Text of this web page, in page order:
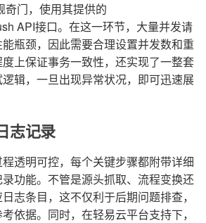
奇门，使用其提供的
API接口。在这一环节，大量并发请
瓶颈，因此需要合理设置并发数和重
上保证事务一致性，还实现了一整套
辑，一旦出现异常状况，即可迅速展
志记录
透明可控，每个关键步骤都附带详细
功能。不管是源头抓取、流程变换还
志条目，这不仅利于后期问题排查，
依据。同时，在轻易云平台支持下，